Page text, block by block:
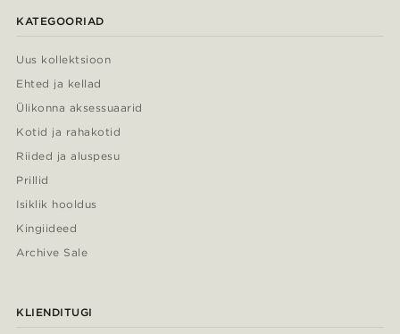
KATEGOORIAD
Uus kollektsioon
Ehted ja kellad
Ülikonna aksessuaarid
Kotid ja rahakotid
Riided ja aluspesu
Prillid
Isiklik hooldus
Kingiideed
Archive Sale
KLIENDITUGI